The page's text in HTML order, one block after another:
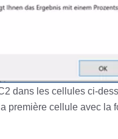
dans les cellules ci-
première cellule avec la